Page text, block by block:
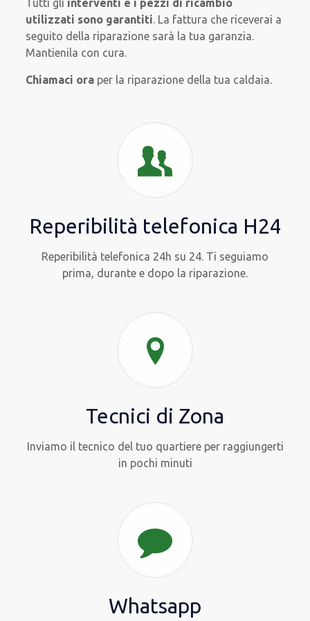
Tutti gli interventi e i pezzi di ricambio
utilizzati sono garantiti. La fattura che riceverai a
seguito della riparazione sarà la tua garanzia.
Mantienila con cura.
Chiamaci ora per la riparazione della tua caldaia.
Reperibilità telefonica H24
Reperibilità telefonica 24h su 24. Ti seguiamo
prima, durante e dopo la riparazione.
Tecnici di Zona
Inviamo il tecnico del tuo quartiere per raggiungerti
in pochi minuti
Whatsapp